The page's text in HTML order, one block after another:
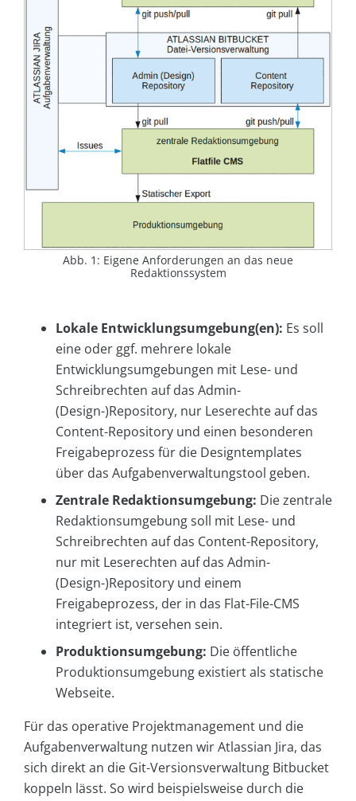
Abb. 1: Eigene Anforderungen an das neue
Redaktionssystem
Lokale Entwicklungsumgebung(en): Es soll
eine oder ggf. mehrere lokale
Entwicklungsumgebungen mit Lese- und
Schreibrechten auf das Admin-
(Design-)Repository, nur Leserechte auf das
Content-Repository und einen besonderen
Freigabeprozess für die Designtemplates
über das Aufgabenverwaltungstool geben.
Zentrale Redaktionsumgebung: Die zentrale
Redaktionsumgebung soll mit Lese- und
Schreibrechten auf das Content-Repository,
nur mit Leserechten auf das Admin-
(Design-)Repository und einem
Freigabeprozess, der in das Flat-File-CMS
integriert ist, versehen sein.
Produktionsumgebung: Die öffentliche
Produktionsumgebung existiert als statische
Webseite.
Für das operative Projektmanagement und die
Aufgabenverwaltung nutzen wir Atlassian Jira, das
sich direkt an die Git-Versionsverwaltung Bitbucket
koppeln lässt. So wird beispielsweise durch die